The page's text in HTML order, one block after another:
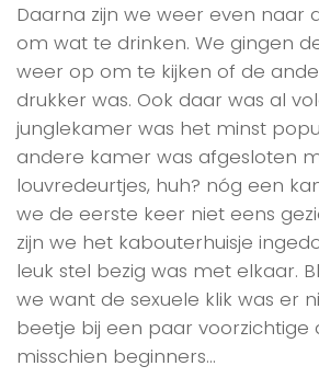
Daarna zijn we weer even naar
om wat te drinken. We gingen
weer op om te kijken of de
drukker was. Ook daar was al
junglekamer was het minst
andere kamer was afgesloten
louvredeurtjes, huh? nóg een
we de eerste keer niet eens
zijn we het kabouterhuisje
leuk stel bezig was met elkaar.
we want de sexuele klik was er
beetje bij een paar voorzichtige
misschien beginners…